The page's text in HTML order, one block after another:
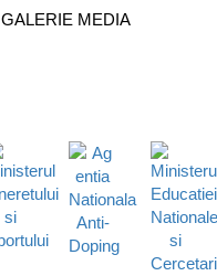
GALERIE MEDIA